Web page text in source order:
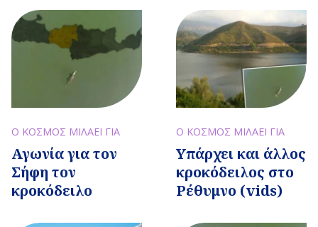
Ο ΚΟΣΜΟΣ ΜΙΛΑΕΙ ΓΙΑ
Αγωνία για τον
Σήφη τον
κροκόδειλο
Ο ΚΟΣΜΟΣ ΜΙΛΑΕΙ ΓΙΑ
Υπάρχει και άλλος
κροκόδειλος στο
Ρέθυμνο (vids)